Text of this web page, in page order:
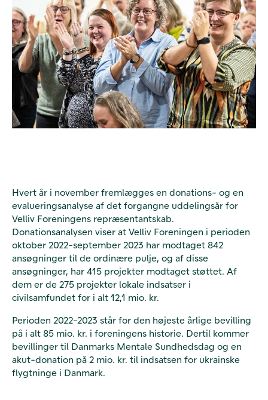
Hvert år i november fremlægges en donations- og en
evalueringsanalyse af det forgangne uddelingsår for
Velliv Foreningens repræsentantskab.
Donationsanalysen viser at Velliv Foreningen i perioden
oktober 2022-september 2023 har modtaget 842
ansøgninger til de ordinære pulje, og af disse
ansøgninger, har 415 projekter modtaget støttet. Af
dem er de 275 projekter lokale indsatser i
civilsamfundet for i alt 12,1 mio. kr.
Perioden 2022-2023 står for den højeste årlige bevilling
på i alt 85 mio. kr. i foreningens historie. Dertil kommer
bevillinger til Danmarks Mentale Sundhedsdag og en
akut-donation på 2 mio. kr. til indsatsen for ukrainske
flygtninge i Danmark.